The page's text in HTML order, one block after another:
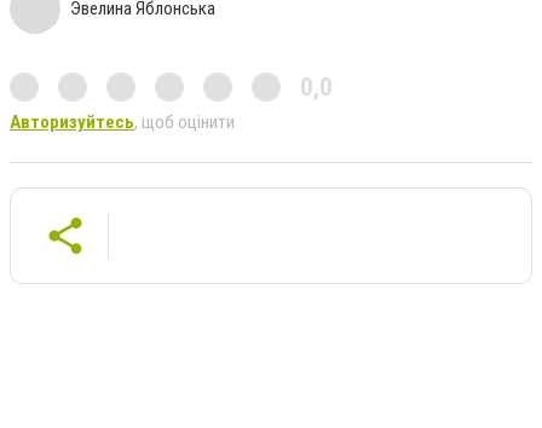
Эвелина Яблонська
0,0
Авторизуйтесь, щоб оцінити